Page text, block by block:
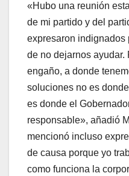
«Hubo una reunión
de mi partido y del
expresaron indignados
de no dejarnos ayudar.
engaño, a donde
soluciones no es
es donde el
responsable», añadió
mencionó incluso
de causa porque yo
como funciona la